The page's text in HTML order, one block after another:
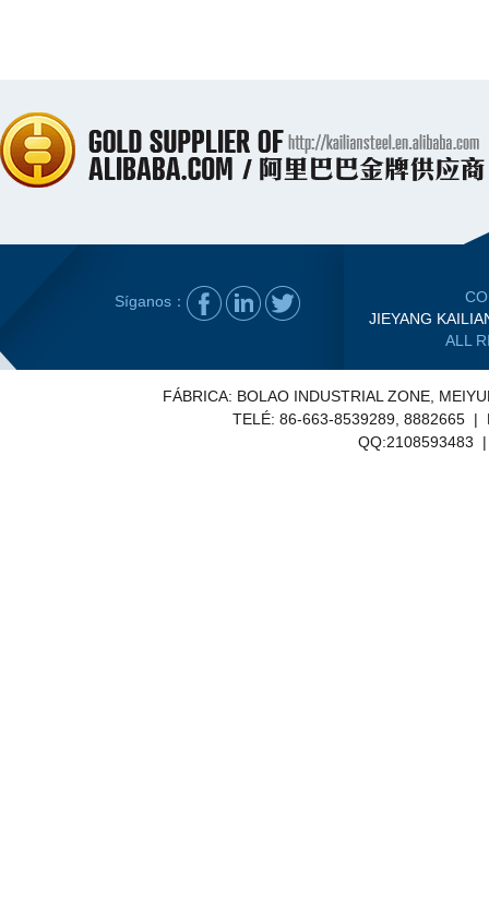
Síganos：
JIEYANG
ALL
FÁBRICA: BOLAO INDUSTRIAL ZONE,
TELÉ: 86-663-8539289, 8882665 |
QQ:2108593483